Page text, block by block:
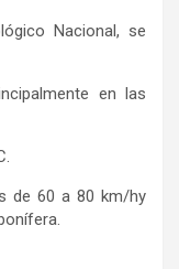
Nacional, se
en las
de 60 a 80 km/hy